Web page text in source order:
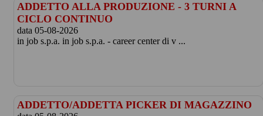
ADDETTO ALLA PRODUZIONE - 3 TURNI A
CICLO CONTINUO
data 05-08-2026
in job s.p.a. in job s.p.a. - career center di v ...
ADDETTO/ADDETTA PICKER DI MAGAZZINO